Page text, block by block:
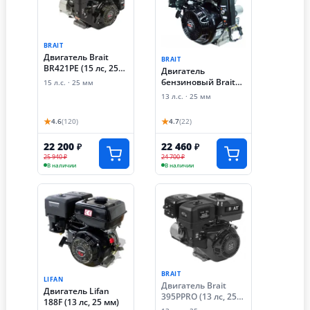
BRAIT
Двигатель Brait
BR421PE (15 лс, 25
мм, электростартер)
15 л.с. · 25 мм
★4.6(120)
22 200 ₽
25 940 ₽
В наличии
BRAIT
Двигатель
бензиновый Brait
GE1325E (13 лс,
мм)
13 л.с. · 25 мм
★4.7(22)
22 460 ₽
24 700 ₽
В наличии
LIFAN
Двигатель Lifan
188F (13 лс, 25 мм)
BRAIT
Двигатель Brait
395PPRO (13 лс, 25
мм)